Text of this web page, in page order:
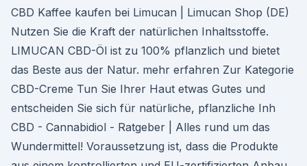
CBD Kaffee kaufen bei Limucan | Limucan Shop (DE)
Nutzen Sie die Kraft der natürlichen Inhaltsstoffe.
LIMUCAN CBD-Öl ist zu 100% pflanzlich und bietet
das Beste aus der Natur. mehr erfahren Zur Kategorie
CBD-Creme Tun Sie Ihrer Haut etwas Gutes und
entscheiden Sie sich für natürliche, pflanzliche Inh
CBD - Cannabidiol - Ratgeber | Alles rund um das
Wundermittel! Voraussetzung ist, dass die Produkte